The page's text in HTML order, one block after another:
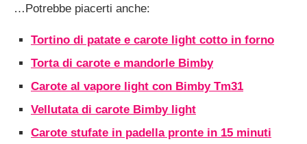
…Potrebbe piacerti anche:
Tortino di patate e carote light cotto in forno
Torta di carote e mandorle Bimby
Carote al vapore light con Bimby Tm31
Vellutata di carote Bimby light
Carote stufate in padella pronte in 15 minuti